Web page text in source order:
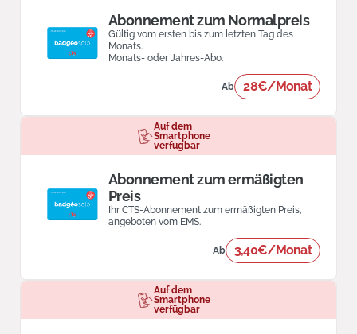
Abonnement zum Normalpreis
Gültig vom ersten bis zum letzten Tag des
Monats.
Monats- oder Jahres-Abo.
Ab 28€/Monat
Auf dem
Smartphone
verfügbar
Abonnement zum ermäßigten
Preis
Ihr CTS-Abonnement zum ermäßigten Preis,
angeboten vom EMS.
Ab 3,40€/Monat
Auf dem
Smartphone
verfügbar